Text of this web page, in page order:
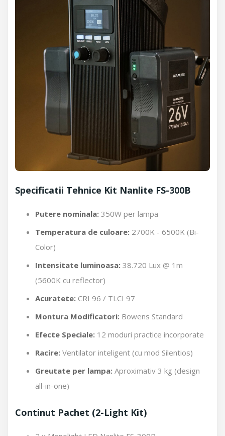
Specificatii Tehnice Kit Nanlite FS-300B
Putere nominala: 350W per lampa
Temperatura de culoare: 2700K - 6500K (Bi-
Color)
Intensitate luminoasa: 38.720 Lux @ 1m
(5600K cu reflector)
Acuratete: CRI 96 / TLCI 97
Montura Modificatori: Bowens Standard
Efecte Speciale: 12 moduri practice incorporate
Racire: Ventilator inteligent (cu mod Silentios)
Greutate per lampa: Aproximativ 3 kg (design
all-in-one)
Continut Pachet (2-Light Kit)